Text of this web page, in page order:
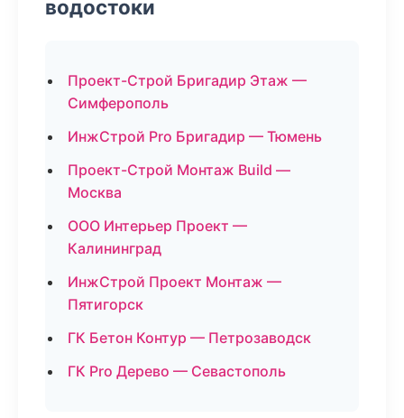
водостоки
Проект-Строй Бригадир Этаж —
Симферополь
ИнжСтрой Pro Бригадир — Тюмень
Проект-Строй Монтаж Build —
Москва
ООО Интерьер Проект —
Калининград
ИнжСтрой Проект Монтаж —
Пятигорск
ГК Бетон Контур — Петрозаводск
ГК Pro Дерево — Севастополь